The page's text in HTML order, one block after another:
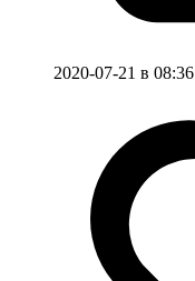
2020-07-21 в 08:36